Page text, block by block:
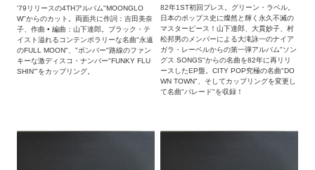
'79リリースの4THアルバム"MOONGLO
W"からのカット。両面共に作詞：吉田美奈
子、作曲 • 編曲：山下達郎。ブラック・テ
イスト溢れるコンテンポラリーな名曲"永遠
のFULL MOON"、"ボンバー"路線のファン
キーな激ディスコ・ナンバー"FUNKY FLU
SHIN'"をカップリング。
82年1ST初回プレス。グリーン・ラベル。
日本のポップス史に燦然と輝く永久不滅の
マスターピース！山下達郎、大貫妙子、村
松邦男のメンバーによる大滝詠一のナイア
ガラ・レーベルからの第一弾アルバム"ソン
グス SONGS"からの名曲を82年に再リリ
ースしたEP盤。CITY POP究極の名曲"DO
WN TOWN"、そしてカップリングを変更し
て名曲"パレード"を収録！